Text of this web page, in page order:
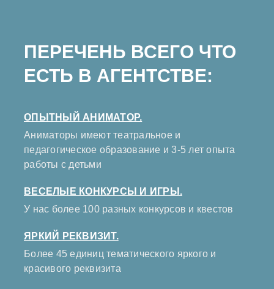
ПЕРЕЧЕНЬ ВСЕГО ЧТО
ЕСТЬ В АГЕНТСТВЕ:
ОПЫТНЫЙ АНИМАТОР.
Аниматоры имеют театральное и
педагогическое образование и 3-5 лет опыта
работы с детьми
ВЕСЕЛЫЕ КОНКУРСЫ И ИГРЫ.
У нас более 100 разных конкурсов и квестов
ЯРКИЙ РЕКВИЗИТ.
Более 45 единиц тематического яркого и
красивого реквизита